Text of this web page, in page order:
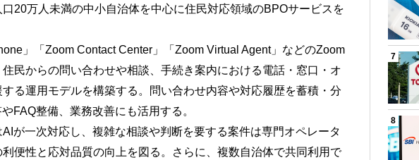
20万人未満の中小自治体を中心に住民対応領域のBPOサービスを
」「Zoom Contact Center」「Zoom Virtual Agent」などのZoom
民からの問い合わせや相談、手続き案内における電話・窓口・オ
る運用モデルを構築する。問い合わせ内容や対応履歴を蓄積・分
FAQ整備、業務改善にも活用する。
が一次対応し、複雑な相談や判断を要する案件は専門オペレータ
便性と応対品質の向上を図る。さらに、複数自治体で共同利用で